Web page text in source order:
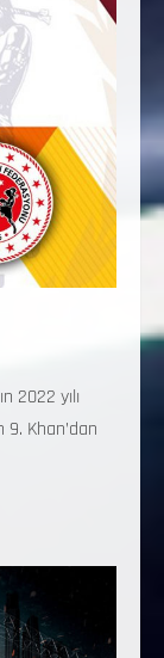
2022 yılı
Khan’dan